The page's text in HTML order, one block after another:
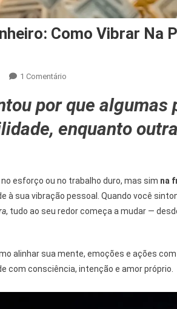
Como Vibrar Na
1 Comentário
Frequência
Do
Dinheiro:
Financeira
por que
enquanto
esforço ou no trabalho duro, mas sim na
à sua vibração pessoal. Quando você
, tudo ao seu redor começa a mudar —
alinhar sua mente, emoções e ações
com consciência, intenção e amor próprio.